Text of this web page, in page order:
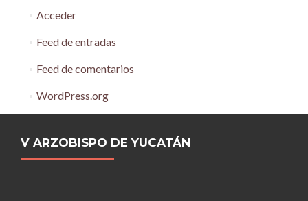
Acceder
Feed de entradas
Feed de comentarios
WordPress.org
V ARZOBISPO DE YUCATÁN